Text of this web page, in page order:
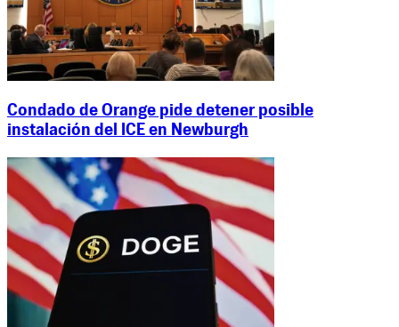
Condado de Orange pide detener posible
instalación del ICE en Newburgh